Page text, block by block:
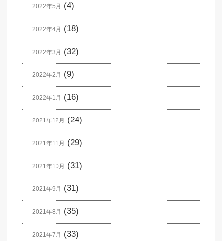
2022年5月 (4)
2022年4月 (18)
2022年3月 (32)
2022年2月 (9)
2022年1月 (16)
2021年12月 (24)
2021年11月 (29)
2021年10月 (31)
2021年9月 (31)
2021年8月 (35)
2021年7月 (33)